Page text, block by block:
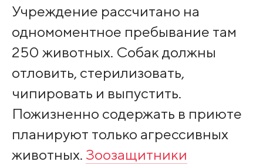
Учреждение рассчитано на
одномоментное пребывание там
250 животных. Собак должны
отловить, стерилизовать,
чипировать и выпустить.
Пожизненно содержать в приюте
планируют только агрессивных
животных. Зоозащитники